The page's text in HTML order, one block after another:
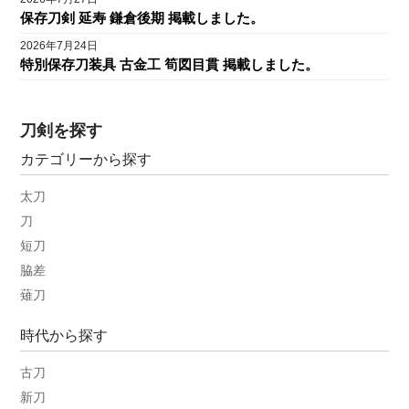
保存刀剣 延寿 鎌倉後期 掲載しました。
2026年7月24日
特別保存刀装具 古金工 筍図目貫 掲載しました。
刀剣を探す
カテゴリーから探す
太刀
刀
短刀
脇差
薙刀
時代から探す
古刀
新刀